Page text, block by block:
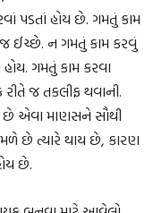
પડતાં હોય છે. ગમતું કામ
ઈચ્છે. ન ગમતું કામ કરવું
ગમતું કામ કરવા
જ તકલીફ થવાની.
એવા માણસને સૌથી
છે ત્યારે થાય છે, કારણ
છે.